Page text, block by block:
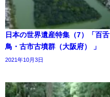
日本の世界遺産特集（7）「百舌
鳥・古市古墳群（大阪府） 」
2021年10月3日